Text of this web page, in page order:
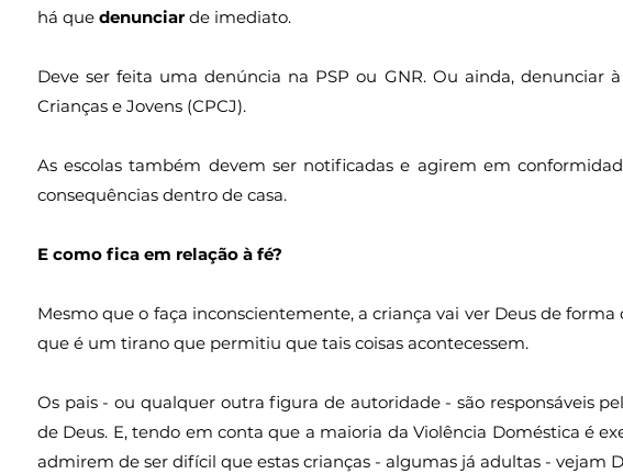
há que denunciar de imediato.
Deve ser feita uma denúncia na PSP ou GNR. Ou ainda, denunciar
Crianças e Jovens (CPCJ).
As escolas também devem ser notificadas e agirem em
consequências dentro de casa.
E como fica em relação à fé?
Mesmo que o faça inconscientemente, a criança vai ver Deus de
que é um tirano que permitiu que tais coisas acontecessem.
Os pais - ou qualquer outra figura de autoridade - são responsáveis
de Deus. E, tendo em conta que a maioria da Violência Doméstica é
admirem de ser difícil que estas crianças - algumas já adultas - vejam